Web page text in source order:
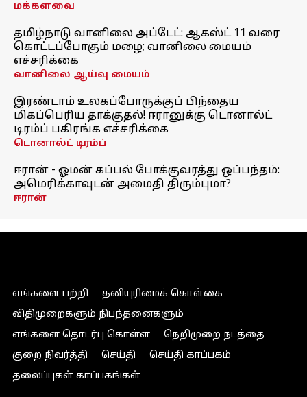
மக்களவை
தமிழ்நாடு வானிலை அப்டேட்: ஆகஸ்ட் 11 வரை
கொட்டப்போகும் மழை; வானிலை மையம்
எச்சரிக்கை
வானிலை ஆய்வு மையம்
இரண்டாம் உலகப்போருக்குப் பிந்தைய
மிகப்பெரிய தாக்குதல்! ஈரானுக்கு டொனால்ட்
டிரம்ப் பகிரங்க எச்சரிக்கை
டொனால்ட் டிரம்ப்
ஈரான் - ஓமன் கப்பல் போக்குவரத்து ஒப்பந்தம்:
அமெரிக்காவுடன் அமைதி திரும்புமா?
ஈரான்
எங்களை பற்றி
தனியுரிமைக் கொள்கை
விதிமுறைகளும் நிபந்தனைகளும்
எங்களை தொடர்பு கொள்ள
நெறிமுறை நடத்தை
குறை நிவர்த்தி
செய்தி
செய்தி காப்பகம்
தலைப்புகள் காப்பகங்கள்